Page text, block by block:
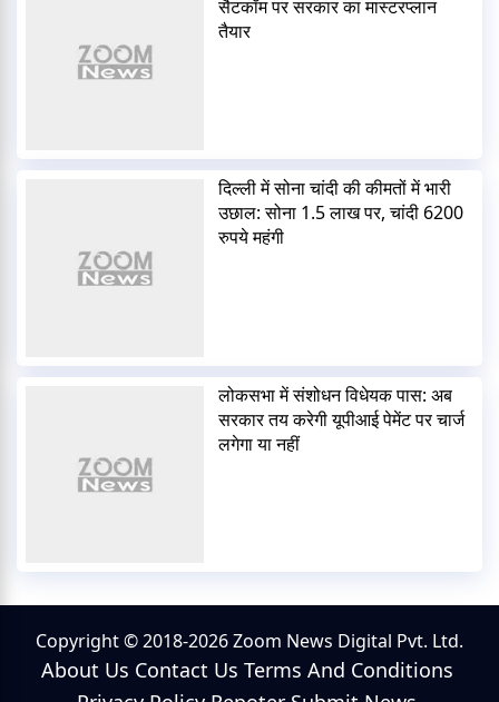
सैटकॉम पर सरकार का मास्टरप्लान
तैयार
दिल्ली में सोना चांदी की कीमतों में भारी
उछाल: सोना 1.5 लाख पर, चांदी 6200
रुपये महंगी
लोकसभा में संशोधन विधेयक पास: अब
सरकार तय करेगी यूपीआई पेमेंट पर चार्ज
लगेगा या नहीं
Copyright © 2018-2026 Zoom News Digital Pvt. Ltd.
About Us Contact Us Terms And Conditions